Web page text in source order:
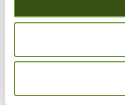
Südsee-